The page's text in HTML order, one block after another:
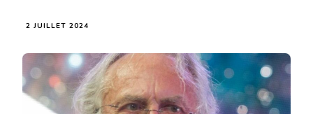
2 JUILLET 2024